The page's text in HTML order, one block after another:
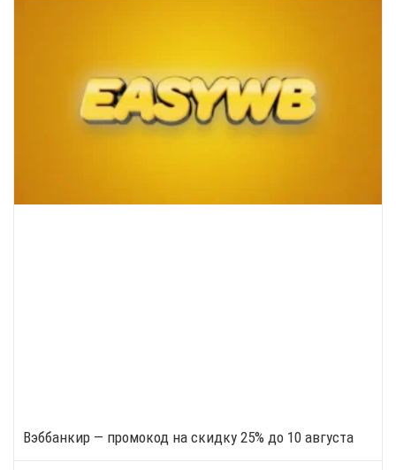
Вэббанкир — промокод на скидку 25% до 10 августа